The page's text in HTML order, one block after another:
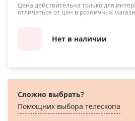
Цена действительна только для
отличаться от цен в розничных
Нет в наличии
Сложно выбрать?
Помощник выбора телескопа